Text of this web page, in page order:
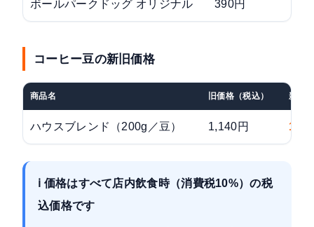
ボールパークドッグ オリジナル 390円
コーヒー豆の新旧価格
商品名 旧価格（税込） 新価
ハウスブレンド（200g／豆） 1,140円
ℹ 価格はすべて店内飲食時（消費税10%）の税
込価格です